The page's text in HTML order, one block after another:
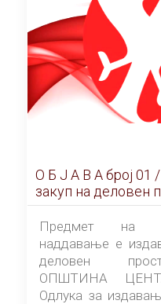
О Б Ј А В А брoj 01
закуп на деловен
ЕЛЕКТРОНСКО
Предмет на
наддавање е
деловен
ОПШТИНА
Одлука за